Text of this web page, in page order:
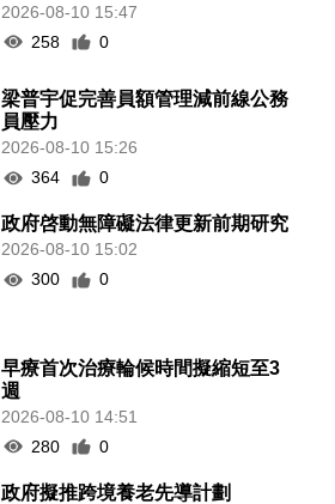
2026-08-10 15:47
258
0
梁普宇促完善員額管理減前線公務
員壓力
2026-08-10 15:26
364
0
政府啓動無障礙法律更新前期研究
2026-08-10 15:02
300
0
早療首次治療輪候時間擬縮短至3
週
2026-08-10 14:51
280
0
政府擬推跨境養老先導計劃